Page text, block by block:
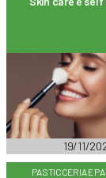
19/11/
PASTICCERIA E